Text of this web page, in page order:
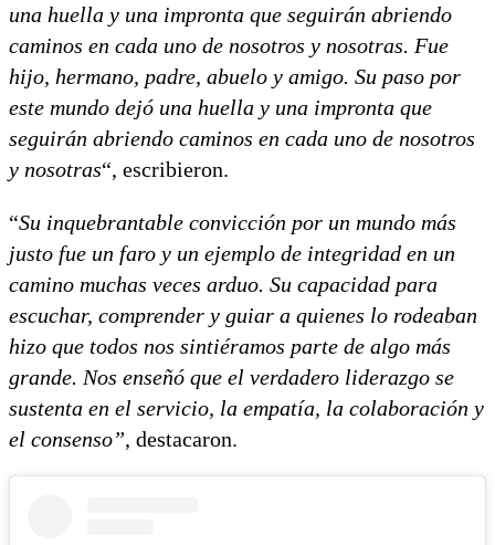
una huella y una impronta que seguirán abriendo
caminos en cada uno de nosotros y nosotras. Fue
hijo, hermano, padre, abuelo y amigo. Su paso por
este mundo dejó una huella y una impronta que
seguirán abriendo caminos en cada uno de nosotros
y nosotras“, escribieron.
“Su inquebrantable convicción por un mundo más
justo fue un faro y un ejemplo de integridad en un
camino muchas veces arduo. Su capacidad para
escuchar, comprender y guiar a quienes lo rodeaban
hizo que todos nos sintiéramos parte de algo más
grande. Nos enseñó que el verdadero liderazgo se
sustenta en el servicio, la empatía, la colaboración y
el consenso”, destacaron.